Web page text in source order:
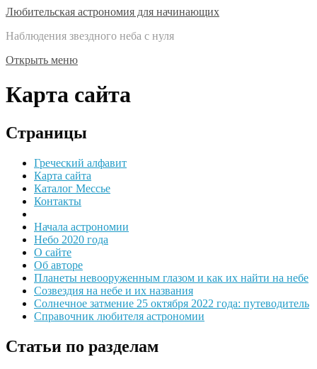
Любительская астрономия для начинающих
Наблюдения звездного неба с нуля
Открыть меню
Карта сайта
Страницы
Греческий алфавит
Карта сайта
Каталог Мессье
Контакты
Начала астрономии
Небо 2020 года
О сайте
Об авторе
Планеты невооруженным глазом и как их найти на небе
Созвездия на небе и их названия
Солнечное затмение 25 октября 2022 года: путеводитель
Справочник любителя астрономии
Статьи по разделам